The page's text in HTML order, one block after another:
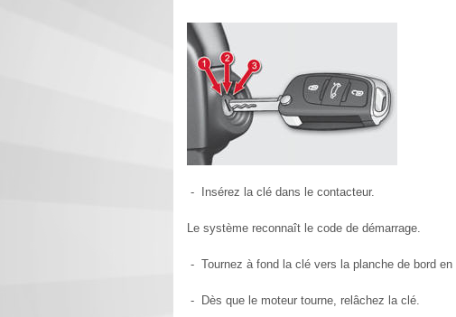
- Insérez la clé dans le contacteur.
Le système reconnaît le code de démarrage.
- Tournez à fond la clé vers la planche de bord en
- Dès que le moteur tourne, relâchez la clé.